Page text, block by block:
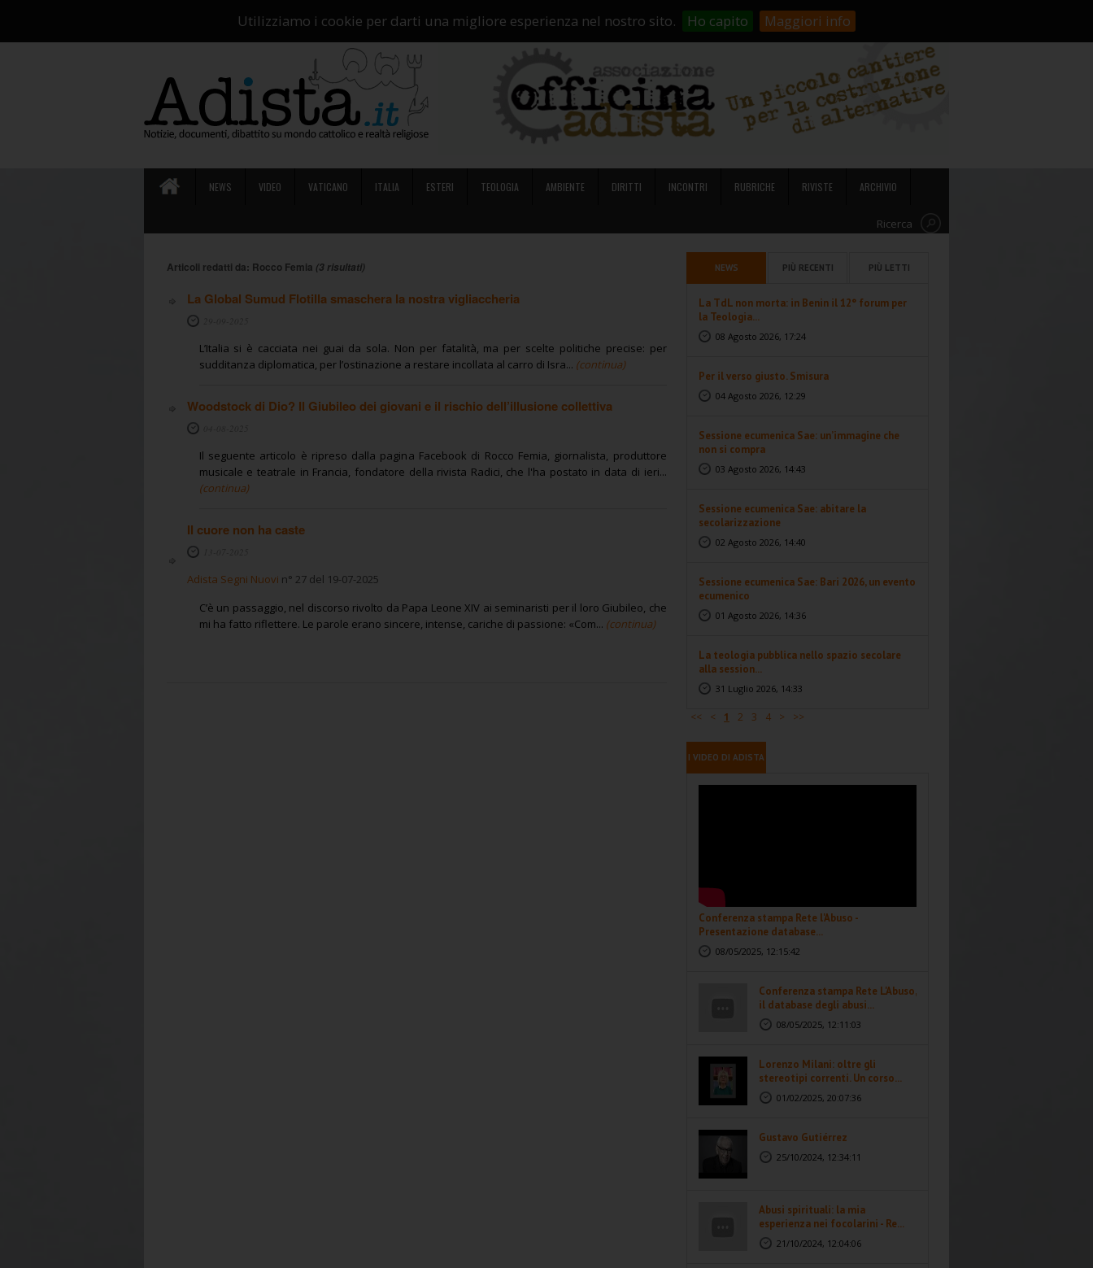
Utilizziamo i cookie per darti una migliore esperienza nel nostro sito. Ho capito Maggiori infoCarrello
Sostienici!
NEWS VIDEO VATICANO ITALIA ESTERI TEOLOGIA AMBIENTE DIRITTI INCONTRI RUBRICHE RIVISTE ARCHIVIO
Ricerca
Articoli redatti da: Rocco Femia (3 risultati)
La Global Sumud Flotilla smaschera la nostra vigliaccheria
L’Italia si è cacciata nei guai da sola. Non per fatalità, ma per scelte politiche precise: per
sudditanza diplomatica, per l’ostinazione a restare incollata al carro di Isra... (continua)
Woodstock di Dio? Il Giubileo dei giovani e il rischio dell’illusione collettiva
Il seguente articolo è ripreso dalla pagina Facebook di Rocco Femia, giornalista, produttore
musicale e teatrale in Francia, fondatore della rivista Radici, che l'ha postato in data di ieri...
(continua)
Il cuore non ha caste
Adista Segni Nuovi n° 27 del 19-07-2025
C’è un passaggio, nel discorso rivolto da Papa Leone XIV ai seminaristi per il loro Giubileo, che
mi ha fatto riflettere. Le parole erano sincere, intense, cariche di passione: «Com... (continua)
NEWS PIÙ RECENTI PIÙ LETTI
La TdL non morta: in Benin il 12° forum per
la Teologia...
08 Agosto 2026, 17:24
Per il verso giusto. Smisura
04 Agosto 2026, 12:29
Sessione ecumenica Sae: un’immagine che
non si compra
03 Agosto 2026, 14:43
Sessione ecumenica Sae: abitare la
secolarizzazione
02 Agosto 2026, 14:40
Sessione ecumenica Sae: Bari 2026, un evento
ecumenico
01 Agosto 2026, 14:36
La teologia pubblica nello spazio secolare
alla session...
31 Luglio 2026, 14:33
<< < 1 2 3 4 > >>
I VIDEO DI ADISTA
Conferenza stampa Rete l'Abuso -
Presentazione database...
08/05/2025, 12:15:42
Conferenza stampa Rete L'Abuso,
il database degli abusi...
08/05/2025, 12:11:03
Lorenzo Milani: oltre gli
stereotipi correnti. Un corso...
01/02/2025, 20:07:36
Gustavo Gutiérrez
25/10/2024, 12:34:11
Abusi spirituali: la mia
esperienza nei focolarini - Re...
21/10/2024, 12:04:06